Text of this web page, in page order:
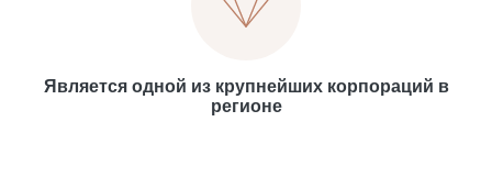
Является одной из крупнейших корпораций в
регионе